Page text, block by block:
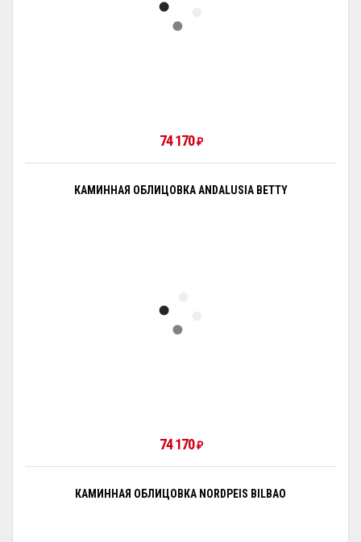
74 170₽
КАМИННАЯ ОБЛИЦОВКА ANDALUSIA BETTY
74 170₽
КАМИННАЯ ОБЛИЦОВКА NORDPEIS BILBAO